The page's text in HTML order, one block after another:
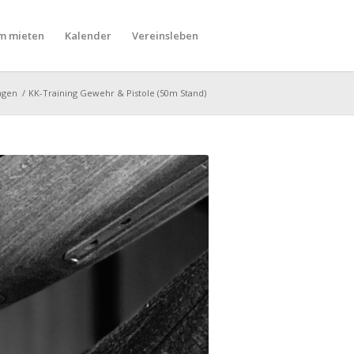
mieten Kalender Vereinsleben
/ KK-Training Gewehr & Pistole (50m Stand)